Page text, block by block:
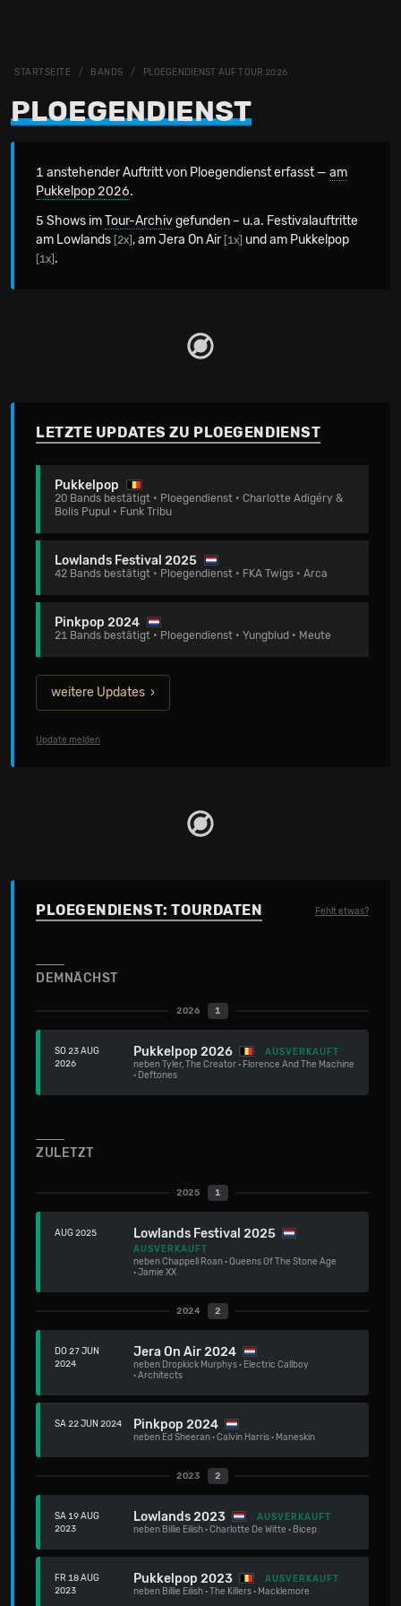
STARTSEITE BANDS PLOEGENDIENST AUF TOUR 2026
PLOEGENDIENST
1 anstehender Auftritt von Ploegendienst erfasst — am
Pukkelpop 2026.
5 Shows imTour-Archivgefunden – u.a. Festivalauftritte
am Lowlands [2x] , am Jera On Air [1x] und am Pukkelpop
[1x] .
LETZTE UPDATES ZU PLOEGENDIENST
Pukkelpop
20 Bands bestätigt • Ploegendienst • Charlotte Adigéry &
Bolis Pupul • Funk Tribu
Lowlands Festival 2025
42 Bands bestätigt • Ploegendienst • FKA Twigs • Arca
Pinkpop 2024
21 Bands bestätigt • Ploegendienst • Yungblud • Meute
weitere Updates
Update melden
PLOEGENDIENST: TOURDATEN Fehlt etwas?
DEMNÄCHST
2026 1
SO 23 AUG
2026
Pukkelpop 2026
AUSVERKAUFT
nebenTyler, The Creator· Florence And The Machine
· Deftones
ZULETZT
2025 1
AUG 2025 Lowlands Festival 2025
AUSVERKAUFT
nebenChappell Roan·Queens Of The Stone Age
·Jamie XX
2024 2
DO 27 JUN
2024
Jera On Air 2024
neben Dropkick Murphys· Electric Callboy
·Architects
SA 22 JUN 2024 Pinkpop 2024
neben Ed Sheeran·Calvin Harris· Maneskin
2023 2
SA 19 AUG
2023
Lowlands 2023
AUSVERKAUFT
neben Billie Eilish·Charlotte De Witte · Bicep
FR 18 AUG
2023
Pukkelpop 2023
AUSVERKAUFT
neben Billie Eilish·The Killers· Macklemore